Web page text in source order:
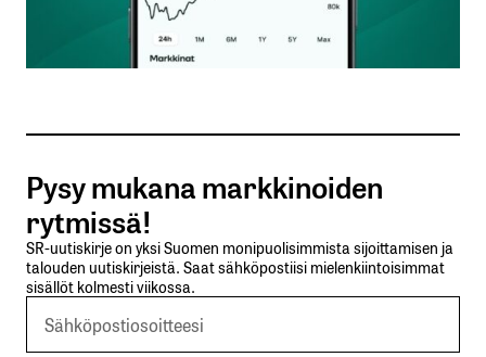
Sähköpostiosoitteesi
Tilaa SalkunRakentajan uutiskirje
Lähetä kommentti
Pysy mukana markkinoiden
rytmissä!
SR-uutiskirje on yksi Suomen monipuolisimmista sijoittamisen ja
talouden uutiskirjeistä. Saat sähköpostiisi mielenkiintoisimmat
sisällöt kolmesti viikossa.